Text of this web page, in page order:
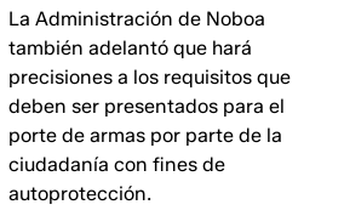
La Administración de Noboa
también adelantó que hará
precisiones a los requisitos que
deben ser presentados para el
porte de armas por parte de la
ciudadanía con fines de
autoprotección.